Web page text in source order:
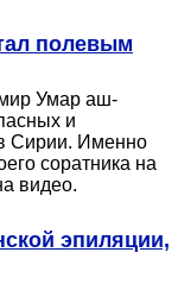
полевым
Умар аш-
и
Сирии. Именно
соратника на
видео.
эпиляции,